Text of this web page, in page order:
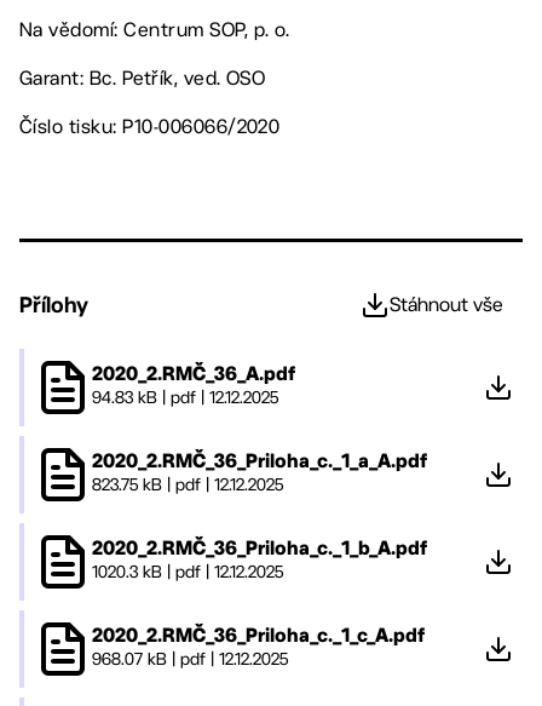
Na vědomí: Centrum SOP, p. o.
Garant: Bc. Petřík, ved. OSO
Číslo tisku: P10-006066/2020
Přílohy Stáhnout vše
2020_2.RMČ_36_A.pdf
94.83 kB pdf 12.12.2025
2020_2.RMČ_36_Priloha_c._1_a_A.pdf
823.75 kB pdf 12.12.2025
2020_2.RMČ_36_Priloha_c._1_b_A.pdf
1020.3 kB pdf 12.12.2025
2020_2.RMČ_36_Priloha_c._1_c_A.pdf
968.07 kB pdf 12.12.2025